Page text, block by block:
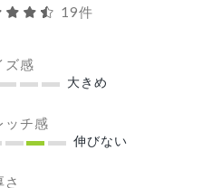
19件
ズ感
大きめ
ッチ感
伸びない
さ